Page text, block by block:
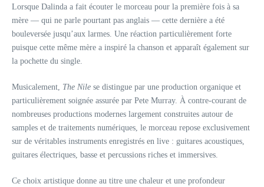
Lorsque Dalinda a fait écouter le morceau pour la première fois à sa
mère — qui ne parle pourtant pas anglais — cette dernière a été
bouleversée jusqu’aux larmes. Une réaction particulièrement forte
puisque cette même mère a inspiré la chanson et apparaît également sur
la pochette du single.
Musicalement, The Nile se distingue par une production organique et
particulièrement soignée assurée par Pete Murray. À contre-courant de
nombreuses productions modernes largement construites autour de
samples et de traitements numériques, le morceau repose exclusivement
sur de véritables instruments enregistrés en live : guitares acoustiques,
guitares électriques, basse et percussions riches et immersives.
Ce choix artistique donne au titre une chaleur et une profondeur